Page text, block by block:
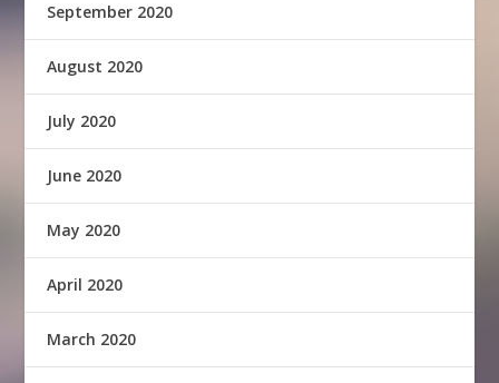
September 2020
August 2020
July 2020
June 2020
May 2020
April 2020
March 2020